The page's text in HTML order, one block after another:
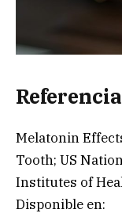
Melatonin
Tooth; US
Institutes of
Disponible en: